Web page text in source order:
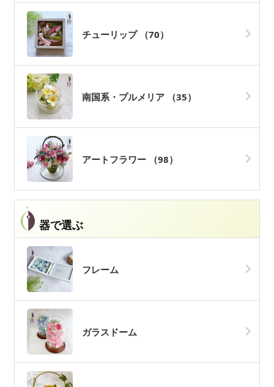
チューリップ （70）
南国系・プルメリア （35）
アートフラワー （98）
器で選ぶ
フレーム
ガラスドーム